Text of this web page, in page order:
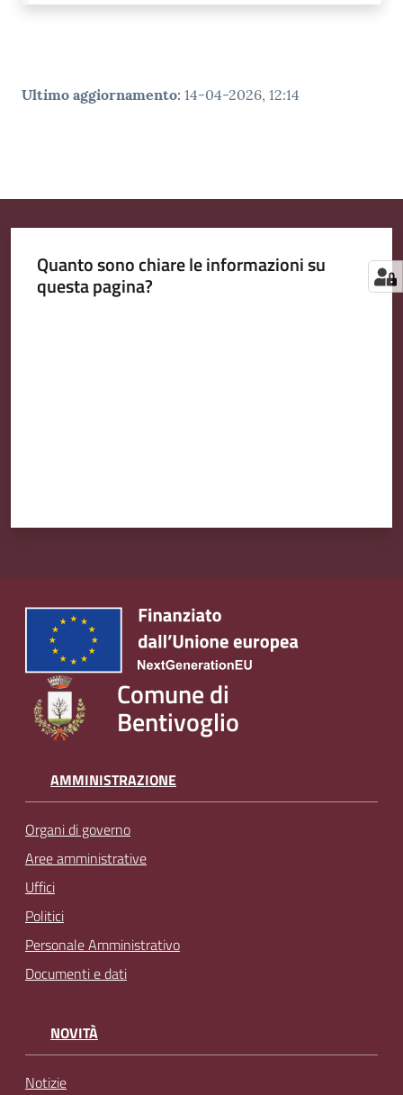
Ultimo aggiornamento: 14-04-2026, 12:14
Quanto sono chiare le informazioni su
questa pagina?
Comune di
Bentivoglio
AMMINISTRAZIONE
Organi di governo
Aree amministrative
Uffici
Politici
Personale Amministrativo
Documenti e dati
NOVITÀ
Notizie